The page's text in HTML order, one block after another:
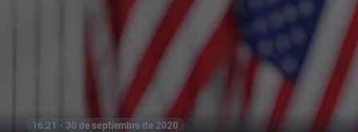
16:21 · 30 de septiembre de 2020